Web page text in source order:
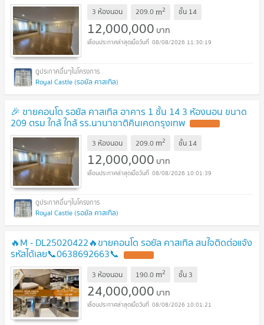
3 ห้องนอน 209.0 m2 ชั้น 14
12,000,000 บาท
08/08/2026 11:30:19
Royal Castle (รอยัล คาสเทิล)
🎉 ขายคอนโด รอยัล คาสเทิล อาคาร 1 ชั้น 14 3 ห้องนอน ขนาด
209 ตรม ใกล้ ใกล้ รร.นานาชาติคินเคดกรุงเทพ
3 ห้องนอน 209.0 m2 ชั้น 14
12,000,000 บาท
08/08/2026 10:01:39
Royal Castle (รอยัล คาสเทิล)
🔥M - DL25020422🔥ขายคอนโด รอยัล คาสเทิล สนใจติดต่อแจ้ง
รหัสได้เลย📞0638692663📞
3 ห้องนอน 190.0 m2 ชั้น 3
24,000,000 บาท
08/08/2026 10:01:21